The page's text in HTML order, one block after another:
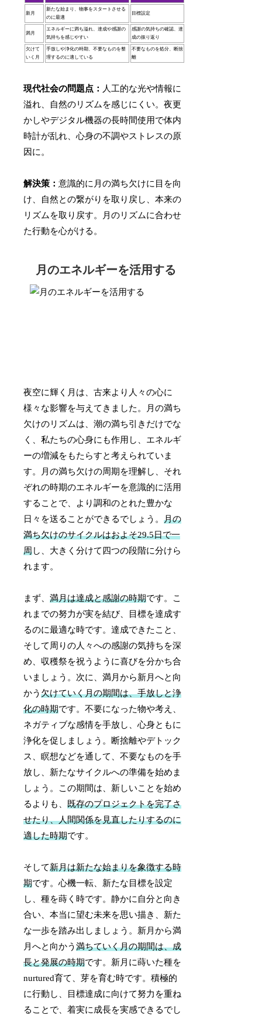
新月
新たな始まり、物事をスタートさせる
のに最適
目標設定
満月
エネルギーに満ち溢れ、達成や感謝の
気持ちを感じやすい
感謝の気持ちの確認、達
成の振り返り
欠けて
いく月
手放しや浄化の時期、不要なものを整
理するのに適している
不要なものを処分、断捨
離
現代社会の問題点： 人工的な光や情報に
溢れ、自然のリズムを感じにくい。夜更
かしやデジタル機器の長時間使用で体内
時計が乱れ、心身の不調やストレスの原
因に。
解決策：意識的に月の満ち欠けに目を向
け、自然との繋がりを取り戻し、本来の
リズムを取り戻す。月のリズムに合わせ
た行動を心がける。
月のエネルギーを活用する
夜空に輝く月は、古来より人々の心に
様々な影響を与えてきました。月の満ち
欠けのリズムは、潮の満ち引きだけでな
く、私たちの心身にも作用し、エネルギ
ーの増減をもたらすと考えられていま
す。月の満ち欠けの周期を理解し、それ
ぞれの時期のエネルギーを意識的に活用
することで、より調和のとれた豊かな
日々を送ることができるでしょう。月の
満ち欠けのサイクルはおよそ29.5日で一
周し、大きく分けて四つの段階に分けら
れます。
まず、満月は達成と感謝の時期です。こ
れまでの努力が実を結び、目標を達成す
るのに最適な時です。達成できたこと、
そして周りの人々への感謝の気持ちを深
め、収穫祭を祝うように喜びを分かち合
いましょう。次に、満月から新月へと向
かう欠けていく月の期間は、手放しと浄
化の時期です。不要になった物や考え、
ネガティブな感情を手放し、心身ともに
浄化を促しましょう。断捨離やデトック
ス、瞑想などを通して、不要なものを手
放し、新たなサイクルへの準備を始めま
しょう。この期間は、新しいことを始め
るよりも、既存のプロジェクトを完了さ
せたり、人間関係を見直したりするのに
適した時期です。
そして新月は新たな始まりを象徴する時
期です。心機一転、新たな目標を設定
し、種を蒔く時です。静かに自分と向き
合い、本当に望む未来を思い描き、新た
な一歩を踏み出しましょう。新月から満
月へと向かう満ちていく月の期間は、成
長と発展の時期です。新月に蒔いた種を
nurtured育て、芽を育む時です。積極的
に行動し、目標達成に向けて努力を重ね
ることで、着実に成長を実感できるでし